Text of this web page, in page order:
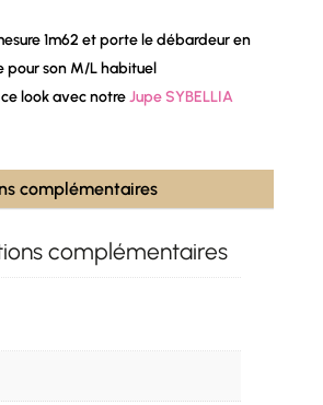
1m62 et porte le débardeur en
pour son M/L habituel
look avec notreJupe SYBELLIA
complémentaires
complémentaires